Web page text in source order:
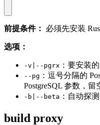
前提条件： 必须先安装
选项：
-v|--pgrx ：要安装
--pg ：逗号分隔的
PostgreSQL 参数，留
-b|--beta ：自动探
build proxy